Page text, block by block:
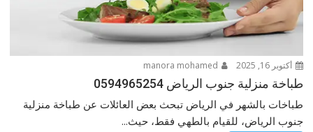
أكتوبر 16, 2025
طباخة منزلية جنوب الرياض 0594965254
طباخات بالشهر في الرياض تبحث بعض العائلات عن طباخة منزلية
جنوب الرياض، للقيام بالطهي فقط، حيث...